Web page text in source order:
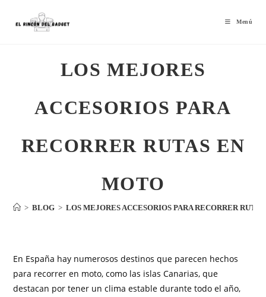
Menú
LOS MEJORES
ACCESORIOS PARA
RECORRER RUTAS EN
MOTO
> BLOG > LOS MEJORES ACCESORIOS PARA RECORRER
En España hay numerosos destinos que parecen hechos
para recorrer en moto, como las islas Canarias, que
destacan por tener un clima estable durante todo el año,